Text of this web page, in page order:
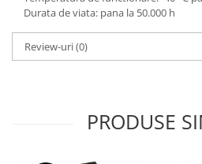
Termometre
Unelte si aparate de masura
Accesorii si electrice auto
Durata de viata: pana la 50.000 h
Review-uri(0)
PRODUSE